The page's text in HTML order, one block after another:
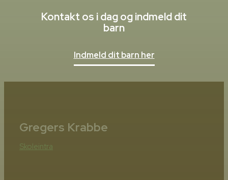
Kontakt os i dag og indmeld dit
barn
Indmeld dit barn her
Gregers Krabbe
Skoleintra